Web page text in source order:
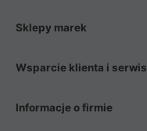
Sklepy marek
Wsparcie klienta i serwis
Informacje o firmie